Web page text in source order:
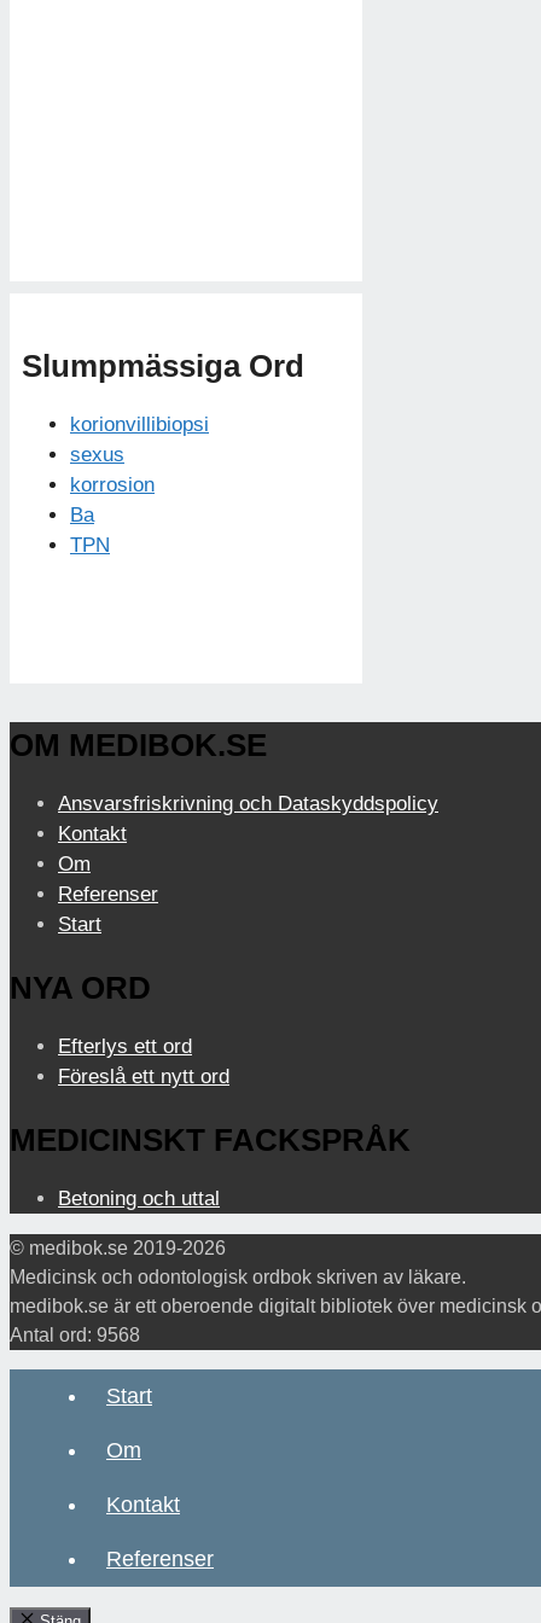
Slumpmässiga Ord
korionvillibiopsi
sexus
korrosion
Ba
TPN
OM MEDIBOK.SE
Ansvarsfriskrivning och Dataskyddspolicy
Kontakt
Om
Referenser
Start
NYA ORD
Efterlys ett ord
Föreslå ett nytt ord
MEDICINSKT FACKSPRÅK
Betoning och uttal
© medibok.se 2019-2026
Medicinsk och odontologisk ordbok skriven av läkare.
medibok.se är ett oberoende digitalt bibliotek över medicinsk
Antal ord: 9568
Start
Om
Kontakt
Referenser